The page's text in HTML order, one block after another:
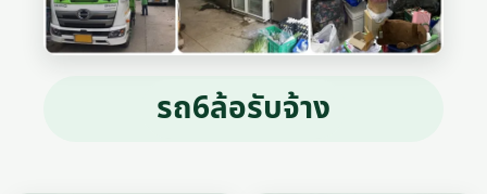
รถ6ล้อรับจ้าง